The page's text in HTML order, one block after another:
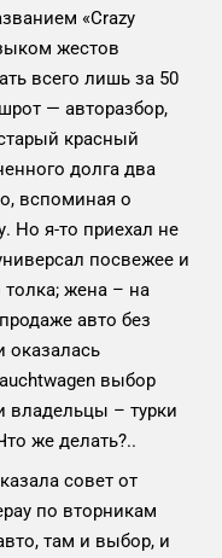
«Crazy
жестов
всего лишь за 50
— авторазбор,
красный
долга два
вспоминая о
Но я-то приехал не
посвежее и
толка; жена – на
авто без
оказалась
выбор
владельцы – турки
же делать?..
совет от
по вторникам
там и выбор, и